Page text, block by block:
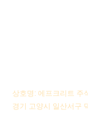
상호명: 에프크리트 주
경기 고양시 일산서구